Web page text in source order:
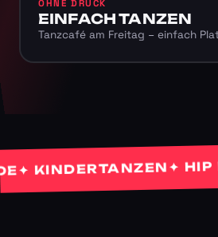
OHNE DRUCK
EINFACH TANZEN
Tanzcafé am Freitag – einfach
✦ HIP